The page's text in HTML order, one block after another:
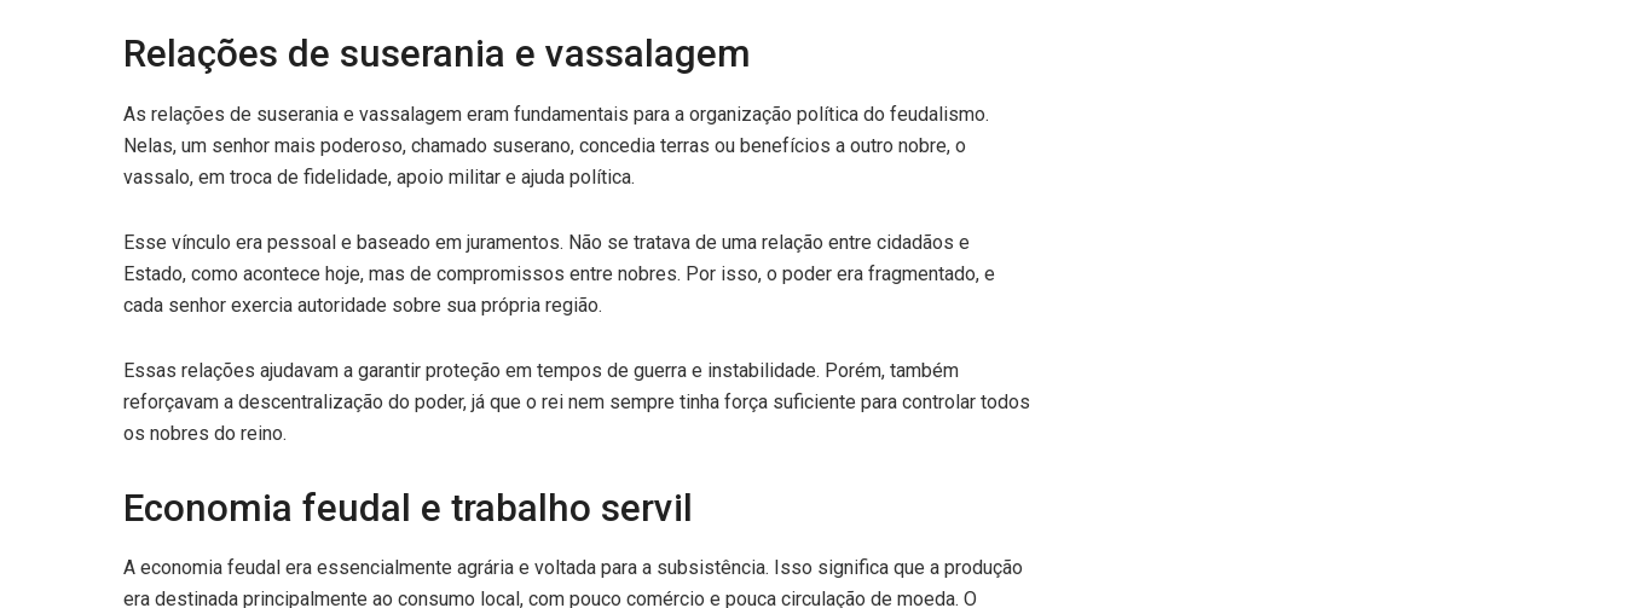
Relações de suserania e vassalagem
As relações de suserania e vassalagem eram fundamentais para a organização política do feudalismo.
Nelas, um senhor mais poderoso, chamado suserano, concedia terras ou benefícios a outro nobre, o
vassalo, em troca de fidelidade, apoio militar e ajuda política.
Esse vínculo era pessoal e baseado em juramentos. Não se tratava de uma relação entre cidadãos e
Estado, como acontece hoje, mas de compromissos entre nobres. Por isso, o poder era fragmentado, e
cada senhor exercia autoridade sobre sua própria região.
Essas relações ajudavam a garantir proteção em tempos de guerra e instabilidade. Porém, também
reforçavam a descentralização do poder, já que o rei nem sempre tinha força suficiente para controlar todos
os nobres do reino.
Economia feudal e trabalho servil
A economia feudal era essencialmente agrária e voltada para a subsistência. Isso significa que a produção
era destinada principalmente ao consumo local, com pouco comércio e pouca circulação de moeda. O